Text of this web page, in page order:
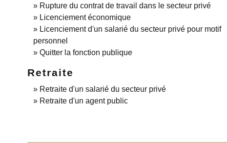
Rupture du contrat de travail dans le secteur privé
Licenciement économique
Licenciement d'un salarié du secteur privé pour motif
personnel
Quitter la fonction publique
Retraite
Retraite d'un salarié du secteur privé
Retraite d'un agent public